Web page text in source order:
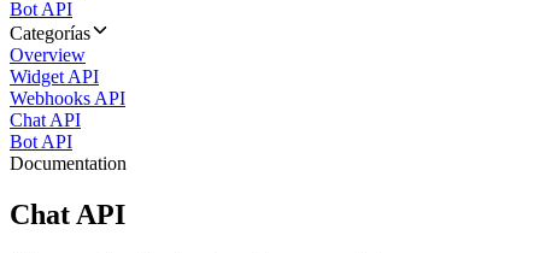
Bot API
Categorías
Overview
Widget API
Webhooks API
Chat API
Bot API
Documentation
Chat API